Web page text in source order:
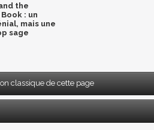
the
: un
mais une
sage
classique de cette page